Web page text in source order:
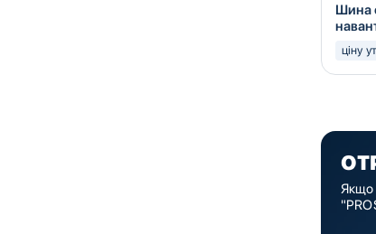
Шина
6.00-9
ціну
Якщо